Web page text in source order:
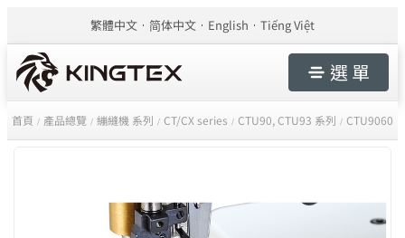
繁體中文 简体中文 English Tiếng Việt
選 單
首頁 / 產品總覽 / 繃縫機 系列 / CT/CX series / CTU90, CTU93 系列 / CTU9060